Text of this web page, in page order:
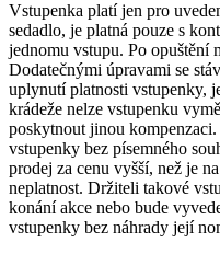
Vstupenka platí jen pro
sedadlo, je platná pouze s
jednomu vstupu. Po opuštění
Dodatečnými úpravami se
uplynutí platnosti vstupenky,
krádeže nelze vstupenku
poskytnout jinou
vstupenky bez písemného
prodej za cenu vyšší, než je
neplatnost. Držiteli takové
konání akce nebo bude
vstupenky bez náhrady její